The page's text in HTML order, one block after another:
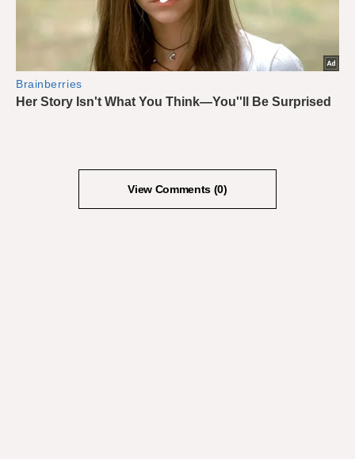
View Comments (0)